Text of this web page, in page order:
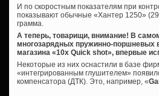
И по скоростным показателям при
показывают обычные «Хантер 1250»
грамма.
А теперь, товарищи, внимание! В
многозарядных пружинно-поршневых
магазина «10x Quick shot», впервые
Некоторые из них оснастили в базе
«интегрированным глушителем»
компенсатора (ДТК). Это, например, «